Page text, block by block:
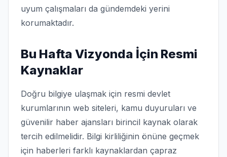
uyum çalışmaları da gündemdeki yerini
korumaktadır.
Bu Hafta Vizyonda İçin Resmi
Kaynaklar
Doğru bilgiye ulaşmak için resmi devlet
kurumlarının web siteleri, kamu duyuruları ve
güvenilir haber ajansları birincil kaynak olarak
tercih edilmelidir. Bilgi kirliliğinin önüne geçmek
için haberleri farklı kaynaklardan çapraz